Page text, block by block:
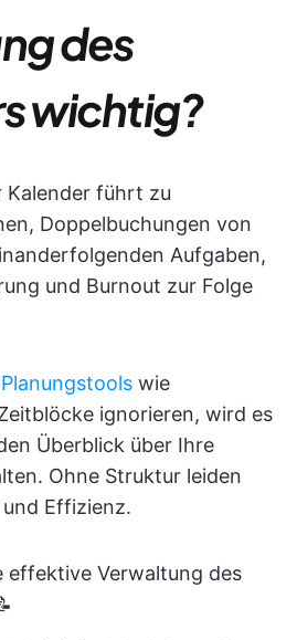
des
wichtig?
Kalender führt zu
Doppelbuchungen von
Aufgaben,
und Burnout zur Folge
Planungstools wie
ignorieren, wird es
Überblick über Ihre
Ohne Struktur leiden
Effizienz.
effektive Verwaltung des